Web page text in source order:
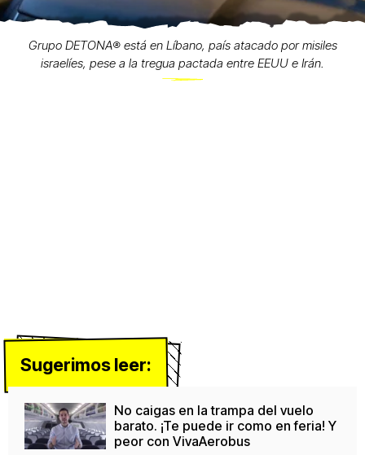
Grupo DETONA®️ está en Líbano, país atacado por misiles
israelíes, pese a la tregua pactada entre EEUU e Irán.
Sugerimos leer:
No caigas en la trampa del vuelo
barato. ¡Te puede ir como en feria! Y
peor con VivaAerobus